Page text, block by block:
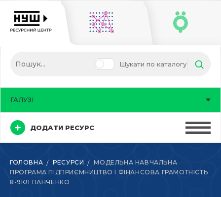
Шукати по каталогу
ДОДАТИ РЕСУРС
ГАЛУЗІ
ГОЛОВНА РЕСУРСИ
МОДЕЛЬНА НАВЧАЛЬНА
ПРОГРАМА ПІДПРИЄМНИЦТВО І ФІНАНСОВА ГРАМОТНІСТЬ
8-9КЛ ПАНЧЕНКО